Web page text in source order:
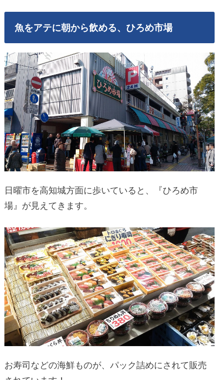
魚をアテに朝から飲める、ひろめ市場
日曜市を高知城方面に歩いていると、『ひろめ市
場』が見えてきます。
お寿司などの海鮮ものが、パック詰めにされて販売